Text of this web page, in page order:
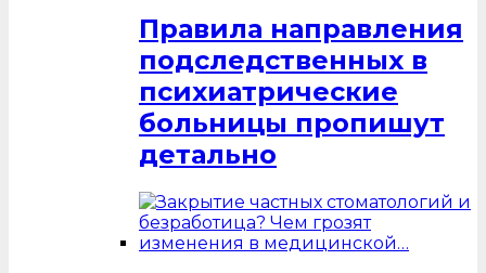
Правила направления
подследственных в
психиатрические
больницы пропишут
детально